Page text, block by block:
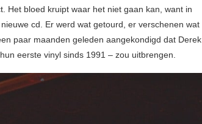
Het bloed kruipt waar het niet gaan kan, want in
cd. Er werd wat getourd, er verschenen wat
paar maanden geleden aangekondigd dat Derek
eerste vinyl sinds 1991 – zou uitbrengen.